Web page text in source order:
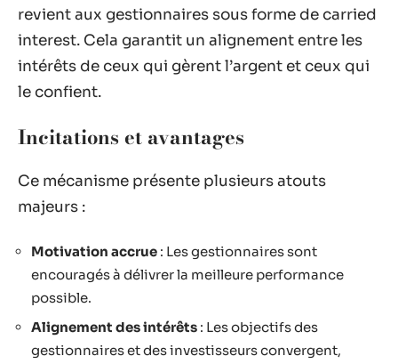
revient aux gestionnaires sous forme de carried
interest. Cela garantit un alignement entre les
intérêts de ceux qui gèrent l’argent et ceux qui
le confient.
Incitations et avantages
Ce mécanisme présente plusieurs atouts
majeurs :
Motivation accrue : Les gestionnaires sont
encouragés à délivrer la meilleure performance
possible.
Alignement des intérêts : Les objectifs des
gestionnaires et des investisseurs convergent,